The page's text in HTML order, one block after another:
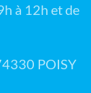
à 12h et de
POISY